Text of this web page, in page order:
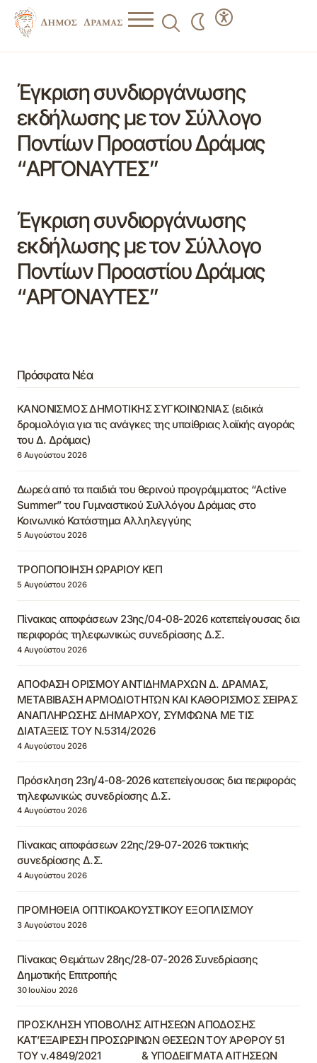
Έγκριση συνδιοργάνωσης
εκδήλωσης με τον Σύλλογο
Ποντίων Προαστίου Δράμας
“ΑΡΓΟΝΑΥΤΕΣ”
Έγκριση συνδιοργάνωσης
εκδήλωσης με τον Σύλλογο
Ποντίων Προαστίου Δράμας
“ΑΡΓΟΝΑΥΤΕΣ”
Πρόσφατα Νέα
ΚΑΝΟΝΙΣΜΟΣ ΔΗΜΟΤΙΚΗΣ ΣΥΓΚΟΙΝΩΝΙΑΣ (ειδικά
δρομολόγια για τις ανάγκες της υπαίθριας λαϊκής αγοράς
του Δ. Δράμας)
6 Αυγούστου 2026
Δωρεά από τα παιδιά του θερινού προγράμματος “Active
Summer” του Γυμναστικού Συλλόγου Δράμας στο
Κοινωνικό Κατάστημα Αλληλεγγύης
5 Αυγούστου 2026
ΤΡΟΠΟΠΟΙΗΣΗ ΩΡΑΡΙΟΥ ΚΕΠ
5 Αυγούστου 2026
Πίνακας αποφάσεων 23ης/04-08-2026 κατεπείγουσας δια
περιφοράς τηλεφωνικώς συνεδρίασης Δ.Σ.
4 Αυγούστου 2026
ΑΠΟΦΑΣΗ ΟΡΙΣΜΟΥ ΑΝΤΙΔΗΜΑΡΧΩΝ Δ. ΔΡΑΜΑΣ,
ΜΕΤΑΒΙΒΑΣΗ ΑΡΜΟΔΙΟΤΗΤΩΝ ΚΑΙ ΚΑΘΟΡΙΣΜΟΣ ΣΕΙΡΑΣ
ΑΝΑΠΛΗΡΩΣΗΣ ΔΗΜΑΡΧΟΥ, ΣΥΜΦΩΝΑ ΜΕ ΤΙΣ
ΔΙΑΤΑΞΕΙΣ ΤΟΥ Ν.5314/2026
4 Αυγούστου 2026
Πρόσκληση 23η/4-08-2026 κατεπείγουσας δια περιφοράς
τηλεφωνικώς συνεδρίασης Δ.Σ.
4 Αυγούστου 2026
Πίνακας αποφάσεων 22ης/29-07-2026 τακτικής
συνεδρίασης Δ.Σ.
4 Αυγούστου 2026
ΠΡΟΜΗΘΕΙΑ ΟΠΤΙΚΟΑΚΟΥΣΤΙΚΟΥ ΕΞΟΠΛΙΣΜΟΥ
3 Αυγούστου 2026
Πίνακας Θεμάτων 28ης/28-07-2026 Συνεδρίασης
Δημοτικής Επιτροπής
30 Ιουλίου 2026
ΠΡΟΣΚΛΗΣΗ ΥΠΟΒΟΛΗΣ ΑΙΤΗΣΕΩΝ ΑΠΟΔΟΣΗΣ
ΚΑΤ’ΕΞΑΙΡΕΣΗ ΠΡΟΣΩΡΙΝΩΝ ΘΕΣΕΩΝ ΤΟΥ ΆΡΘΡΟΥ 51
ΤΟΥ ν.4849/2021 & ΥΠΟΔΕΙΓΜΑΤΑ ΑΙΤΗΣΕΩΝ